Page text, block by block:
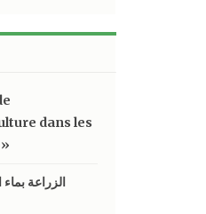
dans les
الزراعة